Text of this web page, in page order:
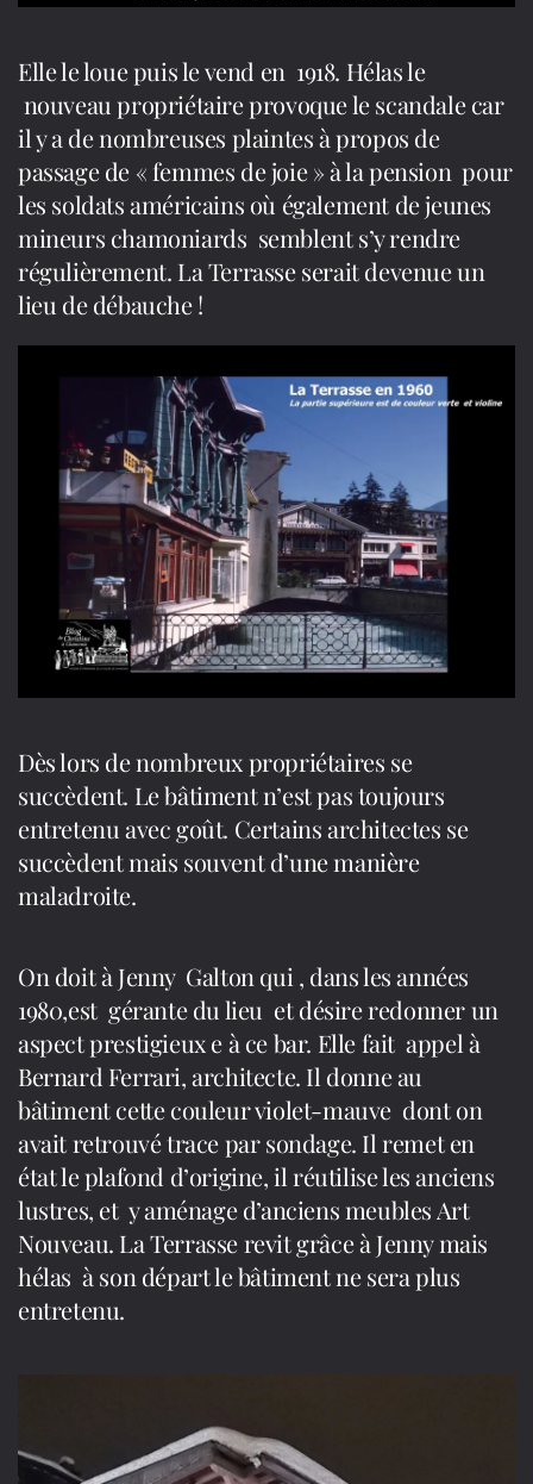
Elle le loue puis le vend en 1918. Hélas le
nouveau propriétaire provoque le scandale car
il y a de nombreuses plaintes à propos de
passage de « femmes de joie » à la pension pour
les soldats américains où également de jeunes
mineurs chamoniards semblent s’y rendre
régulièrement. La Terrasse serait devenue un
lieu de débauche !
Dès lors de nombreux propriétaires se
succèdent. Le bâtiment n’est pas toujours
entretenu avec goût. Certains architectes se
succèdent mais souvent d’une manière
maladroite.
On doit à Jenny Galton qui , dans les années
1980,est gérante du lieu et désire redonner un
aspect prestigieux e à ce bar. Elle fait appel à
Bernard Ferrari, architecte. Il donne au
bâtiment cette couleur violet-mauve dont on
avait retrouvé trace par sondage. Il remet en
état le plafond d’origine, il réutilise les anciens
lustres, et y aménage d’anciens meubles Art
Nouveau. La Terrasse revit grâce à Jenny mais
hélas à son départ le bâtiment ne sera plus
entretenu.